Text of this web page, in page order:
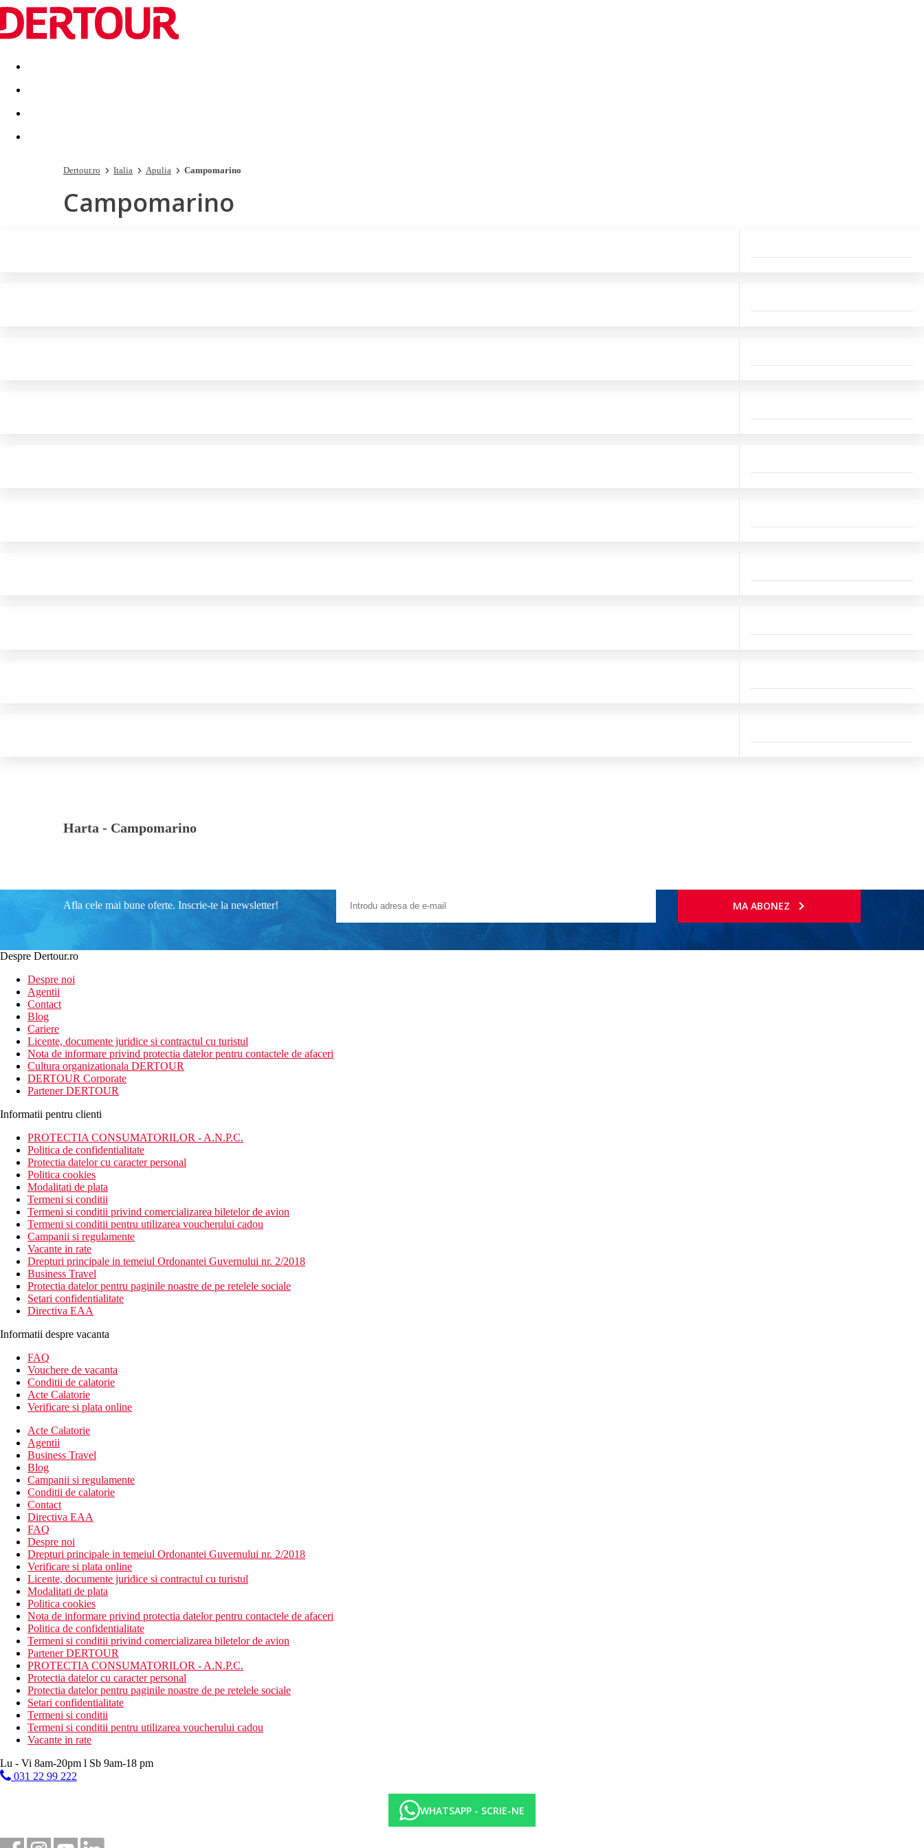
Destinatii Vacanta perfecta OFERTE DE NERATAT
Dertour.ro Italia Apulia Campomarino
Campomarino
Harta - Campomarino
Afla cele mai bune oferte. Inscrie-te la newsletter! MA ABONEZ
Despre Dertour.ro
Despre noi
Agentii
Contact
Blog
Cariere
Licente, documente juridice si contractul cu turistul
Nota de informare privind protectia datelor pentru contactele de afaceri
Cultura organizationala DERTOUR
DERTOUR Corporate
Partener DERTOUR
Informatii pentru clienti
PROTECTIA CONSUMATORILOR - A.N.P.C.
Politica de confidentialitate
Protectia datelor cu caracter personal
Politica cookies
Modalitati de plata
Termeni si conditii
Termeni si conditii privind comercializarea biletelor de avion
Termeni si conditii pentru utilizarea voucherului cadou
Campanii si regulamente
Vacante in rate
Drepturi principale in temeiul Ordonantei Guvernului nr. 2/2018
Business Travel
Protectia datelor pentru paginile noastre de pe retelele sociale
Setari confidentialitate
Directiva EAA
Informatii despre vacanta
FAQ
Vouchere de vacanta
Conditii de calatorie
Acte Calatorie
Verificare si plata online
Acte Calatorie
Agentii
Business Travel
Blog
Campanii si regulamente
Conditii de calatorie
Contact
Directiva EAA
FAQ
Despre noi
Drepturi principale in temeiul Ordonantei Guvernului nr. 2/2018
Verificare si plata online
Licente, documente juridice si contractul cu turistul
Modalitati de plata
Politica cookies
Nota de informare privind protectia datelor pentru contactele de afaceri
Politica de confidentialitate
Termeni si conditii privind comercializarea biletelor de avion
Partener DERTOUR
PROTECTIA CONSUMATORILOR - A.N.P.C.
Protectia datelor cu caracter personal
Protectia datelor pentru paginile noastre de pe retelele sociale
Setari confidentialitate
Termeni si conditii
Termeni si conditii pentru utilizarea voucherului cadou
Vacante in rate
Lu - Vi 8am-20pm l Sb 9am-18 pm
031 22 99 222
WHATSAPP - SCRIE-NE